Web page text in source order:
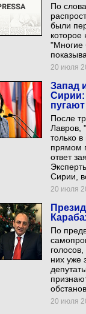
По
были
которое
"Многие
20 июля
Запад
После
Лавров,
только
прямом
ответ
Сирии,
20 июля
По
них уже
20 июля